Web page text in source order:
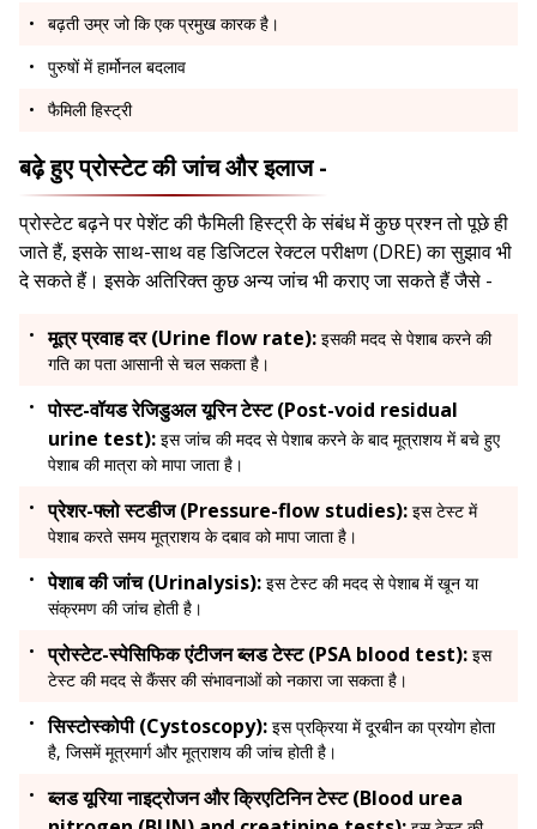
बढ़ती उम्र जो कि एक प्रमुख कारक है।
पुरुषों में हार्मोनल बदलाव
फैमिली हिस्ट्री
बढ़े हुए प्रोस्टेट की जांच और इलाज -
प्रोस्टेट बढ़ने पर पेशेंट की फैमिली हिस्ट्री के संबंध में कुछ प्रश्न तो पूछे ही
जाते हैं, इसके साथ-साथ वह डिजिटल रेक्टल परीक्षण (DRE) का सुझाव भी
दे सकते हैं। इसके अतिरिक्त कुछ अन्य जांच भी कराए जा सकते हैं जैसे -
मूत्र प्रवाह दर (Urine flow rate): इसकी मदद से पेशाब करने की
गति का पता आसानी से चल सकता है।
पोस्ट-वॉयड रेजिडुअल यूरिन टेस्ट (Post-void residual
urine test): इस जांच की मदद से पेशाब करने के बाद मूत्राशय में बचे हुए
पेशाब की मात्रा को मापा जाता है।
प्रेशर-फ्लो स्टडीज (Pressure-flow studies): इस टेस्ट में
पेशाब करते समय मूत्राशय के दबाव को मापा जाता है।
पेशाब की जांच (Urinalysis): इस टेस्ट की मदद से पेशाब में खून या
संक्रमण की जांच होती है।
प्रोस्टेट-स्पेसिफिक एंटीजन ब्लड टेस्ट (PSA blood test): इस
टेस्ट की मदद से कैंसर की संभावनाओं को नकारा जा सकता है।
सिस्टोस्कोपी (Cystoscopy): इस प्रक्रिया में दूरबीन का प्रयोग होता
है, जिसमें मूत्रमार्ग और मूत्राशय की जांच होती है।
ब्लड यूरिया नाइट्रोजन और क्रिएटिनिन टेस्ट (Blood urea